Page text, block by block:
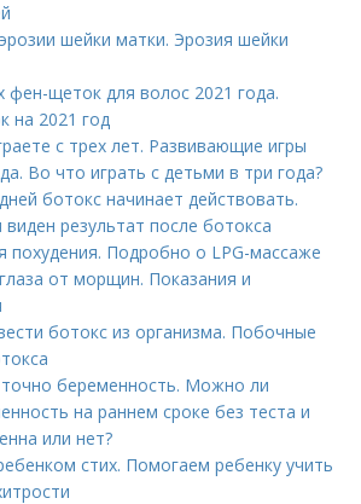
шейки матки. Эрозия шейки
фен-щеток для волос 2021 года.
на 2021 год
с трех лет. Развивающие игры
Во что играть с детьми в три года?
ботокс начинает действовать.
результат после ботокса
похудения. Подробно о LPG-массаже
от морщин. Показания и
ботокс из организма. Побочные
беременность. Можно ли
на раннем сроке без теста и
или нет?
стих. Помогаем ребенку учить